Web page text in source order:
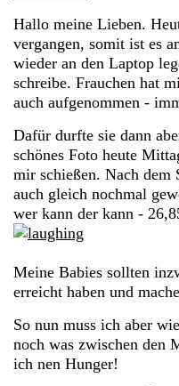
Hallo meine Lieben.
vergangen, somit ist es
wieder an den Laptop
schreibe. Frauchen hat
auch aufgenommen -
Dafür durfte sie dann
schönes Foto heute
mir schießen. Nach dem
auch gleich nochmal
wer kann der kann -
Meine Babies sollten
erreicht haben und
So nun muss ich aber
noch was zwischen den
ich nen Hunger!